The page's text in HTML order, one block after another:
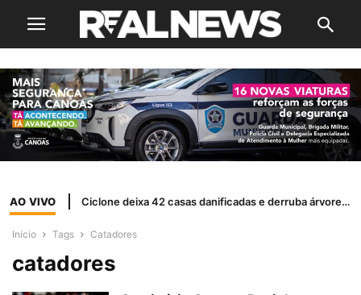
AO VIVO Ciclone deixa 42 casas danificadas e derruba árvores em Canoas
Início Tags Catadores
catadores